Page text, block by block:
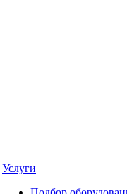
Услуги